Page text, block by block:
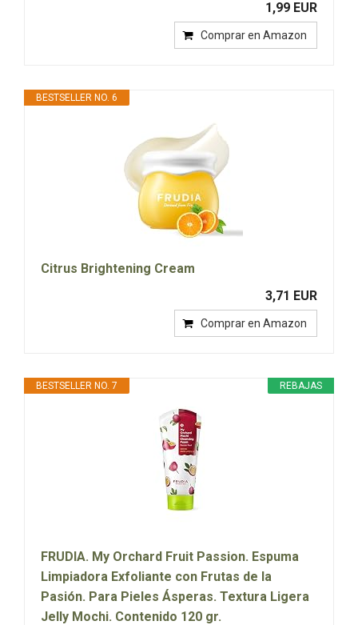
1,99 EUR
Comprar en Amazon
BESTSELLER NO. 6
Citrus Brightening Cream
3,71 EUR
Comprar en Amazon
REBAJAS
BESTSELLER NO. 7
FRUDIA. My Orchard Fruit Passion. Espuma
Limpiadora Exfoliante con Frutas de la
Pasión. Para Pieles Ásperas. Textura Ligera
Jelly Mochi. Contenido 120 gr.